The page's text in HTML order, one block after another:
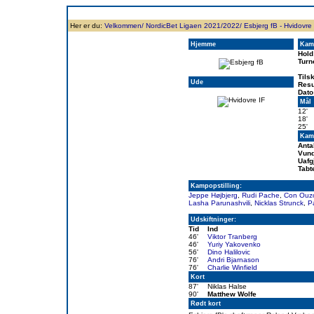
Her er du: Velkommen/ NordicBet Ligaen 2021/2022/ Esbjerg fB - Hvidovre
Hjemme
Ude
Mål
12'
18'
25'
Kampopstilling:
Jeppe Højbjerg Rudi Pache
Con
Lasha Parunashvili Nicklas Strunck
Udskiftninger:
Tid
Ind
46'
Viktor Tranberg
46'
Yuriy Yakovenko
56'
Dino Halilovic
76'
Andri Bjarnason
76'
Charlie Winfield
Kort
87'
Niklas Halse
90'
Matthew Wolfe
Rødt kort